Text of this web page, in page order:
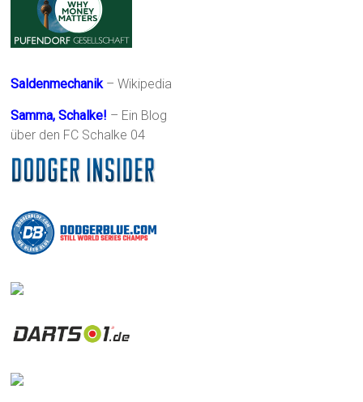
Saldenmechanik– Wikipedia
Samma, Schalke! – Ein Blog
über den FC Schalke 04